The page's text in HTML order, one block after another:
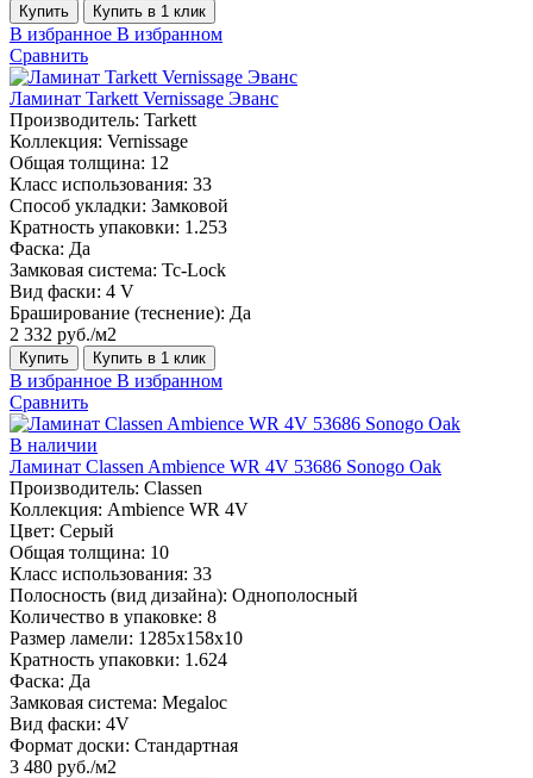
Купить Купить в 1 клик
В избранное В избранном
Сравнить
Ламинат Tarkett Vernissage Эванс
Производитель: Tarkett
Коллекция: Vernissage
Общая толщина: 12
Класс использования: 33
Способ укладки: Замковой
Кратность упаковки: 1.253
Фаска: Да
Замковая система: Tc-Lock
Вид фаски: 4 V
Браширование (теснение): Да
2 332 руб./м2
Купить Купить в 1 клик
В избранное В избранном
Сравнить
В наличии
Ламинат Classen Ambience WR 4V 53686 Sonogo Oak
Производитель: Classen
Коллекция: Ambience WR 4V
Цвет: Серый
Общая толщина: 10
Класс использования: 33
Полосность (вид дизайна): Однополосный
Количество в упаковке: 8
Размер ламели: 1285х158х10
Кратность упаковки: 1.624
Фаска: Да
Замковая система: Megaloc
Вид фаски: 4V
Формат доски: Стандартная
3 480 руб./м2